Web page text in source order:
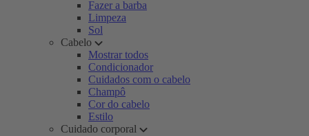
Fazer a barba
Limpeza
Sol
Cabelo
Mostrar todos
Condicionador
Cuidados com o cabelo
Champô
Cor do cabelo
Estilo
Cuidado corporal